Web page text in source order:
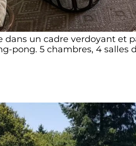
dans un cadre verdoyant et
pong. 5 chambres, 4 salles